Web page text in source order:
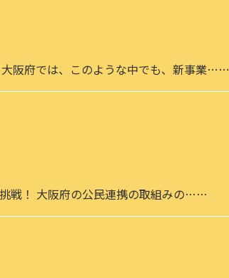
阪府では、このような中でも、新事業……
戦！ 大阪府の公民連携の取組みの……